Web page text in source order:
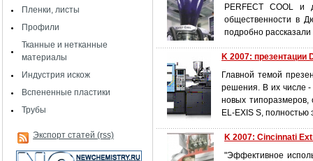
Пленки, листы
Профили
Тканные и нетканные
материалы
Индустрия искож
Вспененные пластики
Трубы
Экспорт статей (rss)
PERFECT COOL и
общественности в
подробно
K 2007: презентации
Главной темой
решения. В их числе -
новых
EL-EXIS S,
K 2007: Cincinnati
"Эффективное